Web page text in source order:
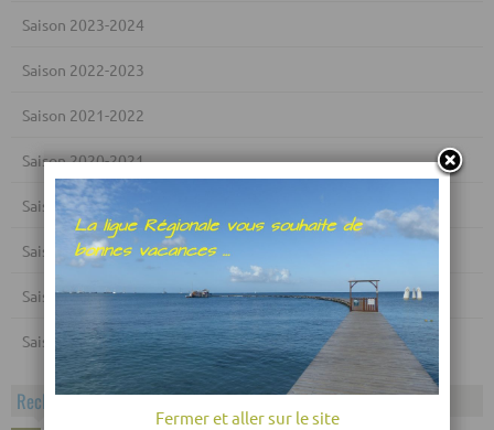
Saison 2023-2024
Saison 2022-2023
Saison 2021-2022
Saison 2020-2021
Saison 2019-2020
Saison 2018-2019
Saison 2017-2018
Saison 2016-2017
Rechercher dans le calendrier
Fermer et aller sur le site